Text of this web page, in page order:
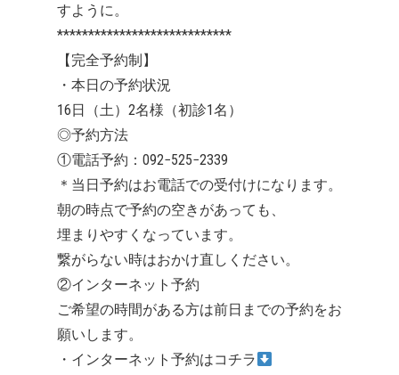
すように。
****************************
【完全予約制】
・本日の予約状況
16日（土）2名様（初診1名）
◎予約方法
①電話予約：092−525−2339
＊当日予約はお電話での受付けになります。
朝の時点で予約の空きがあっても、
埋まりやすくなっています。
繋がらない時はおかけ直しください。
②インターネット予約
ご希望の時間がある方は前日までの予約をお
願いします。
・インターネット予約はコチラ